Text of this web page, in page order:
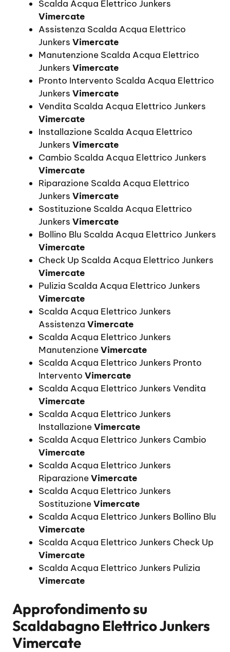
Scalda Acqua Elettrico Junkers
Vimercate
Assistenza Scalda Acqua Elettrico
Junkers Vimercate
Manutenzione Scalda Acqua Elettrico
Junkers Vimercate
Pronto Intervento Scalda Acqua Elettrico
Junkers Vimercate
Vendita Scalda Acqua Elettrico Junkers
Vimercate
Installazione Scalda Acqua Elettrico
Junkers Vimercate
Cambio Scalda Acqua Elettrico Junkers
Vimercate
Riparazione Scalda Acqua Elettrico
Junkers Vimercate
Sostituzione Scalda Acqua Elettrico
Junkers Vimercate
Bollino Blu Scalda Acqua Elettrico Junkers
Vimercate
Check Up Scalda Acqua Elettrico Junkers
Vimercate
Pulizia Scalda Acqua Elettrico Junkers
Vimercate
Scalda Acqua Elettrico Junkers
Assistenza Vimercate
Scalda Acqua Elettrico Junkers
ManutenzioneVimercate
Scalda Acqua Elettrico Junkers Pronto
Intervento Vimercate
Scalda Acqua Elettrico Junkers Vendita
Vimercate
Scalda Acqua Elettrico Junkers
InstallazioneVimercate
Scalda Acqua Elettrico Junkers Cambio
Vimercate
Scalda Acqua Elettrico Junkers
RiparazioneVimercate
Scalda Acqua Elettrico Junkers
SostituzioneVimercate
Scalda Acqua Elettrico Junkers Bollino Blu
Vimercate
Scalda Acqua Elettrico Junkers Check Up
Vimercate
Scalda Acqua Elettrico Junkers Pulizia
Vimercate
Approfondimento su
Scaldabagno Elettrico Junkers
Vimercate